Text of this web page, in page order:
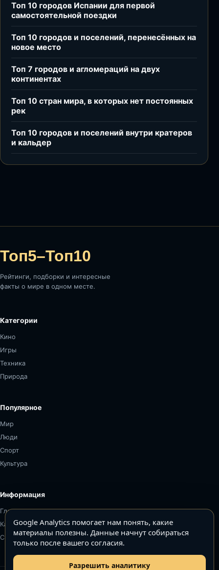
Топ 10 городов Испании для первой
самостоятельной поездки
Топ 10 городов и поселений, перенесённых на
новое место
Топ 7 городов и агломераций на двух
континентах
Топ 10 стран мира, в которых нет постоянных
рек
Топ 10 городов и поселений внутри кратеров
и кальдер
Топ5–Топ10
Рейтинги, подборки и интересные
факты о мире в одном месте.
Категории
Кино
Игры
Техника
Природа
Популярное
Мир
Люди
Спорт
Культура
Информация
Главная
Карта сайта
Связаться
Google Analytics помогает нам понять, какие
материалы полезны. Данные начнут собираться
только после вашего согласия.
Разрешить аналитику